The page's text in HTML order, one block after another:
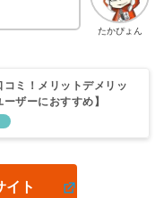
たかぴょん
コミ！メリットデメリッ
ザーにおすすめ】
イト